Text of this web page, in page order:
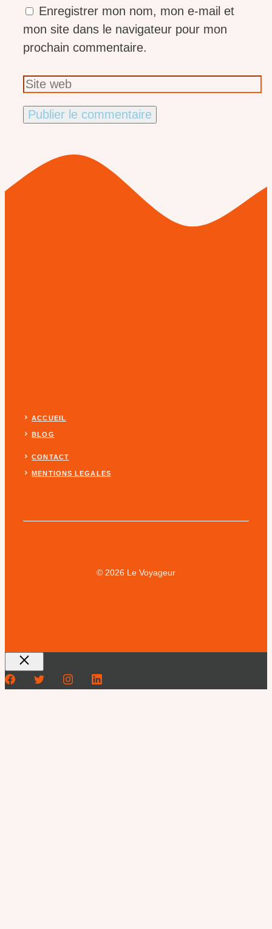
Enregistrer mon nom, mon e-mail et
mon site dans le navigateur pour mon
prochain commentaire.
Site
ACCUEIL
BLOG
CONTACT
MENTIONS LEGALES
© 2026 Le Voyageur
Fermer